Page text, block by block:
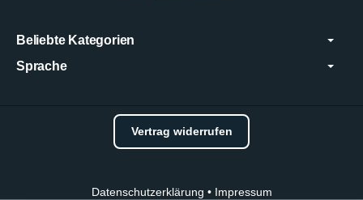
Beliebte Kategorien
Sprache
Vertrag widerrufen
Datenschutzerklärung • Impressum